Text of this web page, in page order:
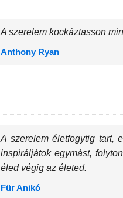
A szerelem kockáztasson
Anthony Ryan
A szerelem életfogytig tart,
inspiráljátok egymást,
éled végig az életed.
Für Anikó